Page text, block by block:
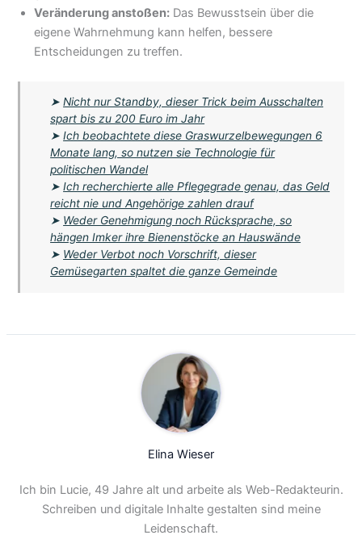
Veränderung anstoßen: Das Bewusstsein über die
eigene Wahrnehmung kann helfen, bessere
Entscheidungen zu treffen.
➤Nicht nur Standby, dieser Trick beim Ausschalten
spart bis zu 200 Euro im Jahr
➤Ich beobachtete diese Graswurzelbewegungen 6
Monate lang, so nutzen sie Technologie für
politischen Wandel
➤Ich recherchierte alle Pflegegrade genau, das Geld
reicht nie und Angehörige zahlen drauf
➤ Weder Genehmigung noch Rücksprache, so
hängen Imker ihre Bienenstöcke an Hauswände
➤ Weder Verbot noch Vorschrift, dieser
Gemüsegarten spaltet die ganze Gemeinde
Elina Wieser
Ich bin Lucie, 49 Jahre alt und arbeite als Web-Redakteurin.
Schreiben und digitale Inhalte gestalten sind meine
Leidenschaft.